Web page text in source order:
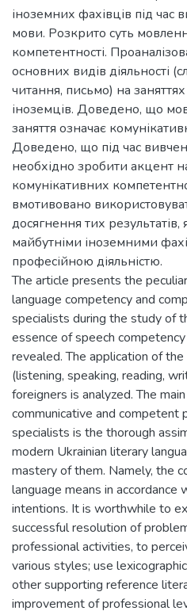
іноземних фахівців під час
мови. Розкрито суть
компетентності.
основних видів діяльності
читання, письмо) на
іноземців. Доведено, що
заняття означає
Доведено, що під час
необхідно зробити акцент
комунікативних
вмотивовано
досягнення тих результатів,
майбутніми іноземними
професійною діяльністю.
The article presents the
language competency and
specialists during the study of
essence of speech
revealed. The application of
(listening, speaking, reading,
foreigners is analyzed. The
communicative and competent
specialists is the thorough
modern Ukrainian literary
mastery of them. Namely, the
language means in accordance
intentions. It is worthwhile to
successful resolution of
professional activities, to
various styles; use
other supporting reference
improvement of professional